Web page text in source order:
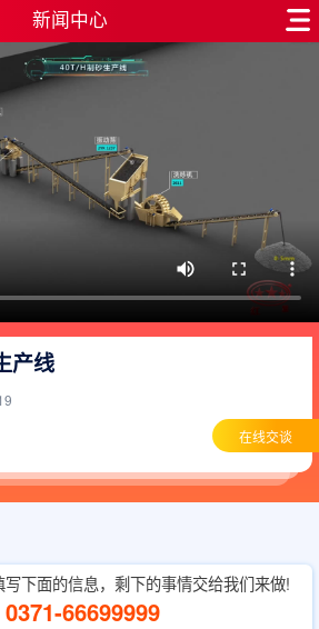
新闻中心
产线
在线交谈
写下面的信息，剩下的事情交给我们来做!
0371-66699999